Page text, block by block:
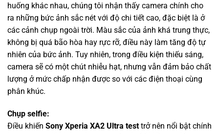
huống khác nhau, chúng tôi nhận thấy camera chính cho
ra những bức ảnh sắc nét với độ chi tiết cao, đặc biệt là ở
các cảnh chụp ngoài trời. Màu sắc của ảnh khá trung thực,
không bị quá bão hòa hay rực rỡ, điều này làm tăng độ tự
nhiên của bức ảnh. Tuy nhiên, trong điều kiện thiếu sáng,
camera sẽ có một chút nhiễu hạt, nhưng vẫn đảm bảo chất
lượng ở mức chấp nhận được so với các điện thoại cùng
phân khúc.
Chụp selfie:
Điều khiến Sony Xperia XA2 Ultra test trở nên nổi bật chính